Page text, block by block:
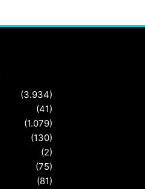
(3.934)
(41)
(1.079)
(130)
(2)
(75)
(81)